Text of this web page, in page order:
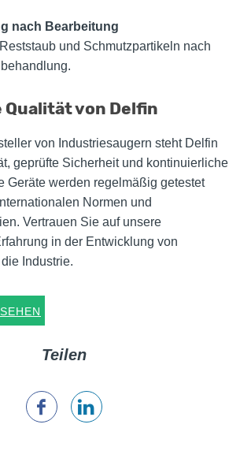
nach Bearbeitung
und Schmutzpartikeln nach
von Delfin
von Industriesaugern steht Delfin
geprüfte Sicherheit und kontinuierliche
Geräte werden regelmäßig getestet
Normen und
Vertrauen Sie auf unsere
in der Entwicklung von
Industrie.
Teilen